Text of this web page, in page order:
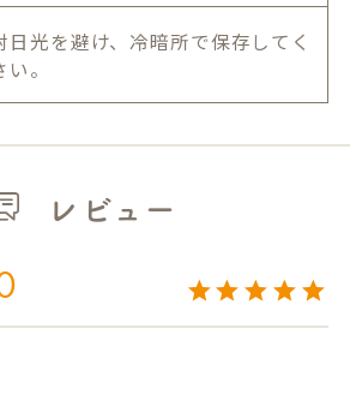
日光を避け、冷暗所で保存してく
。
レビュー